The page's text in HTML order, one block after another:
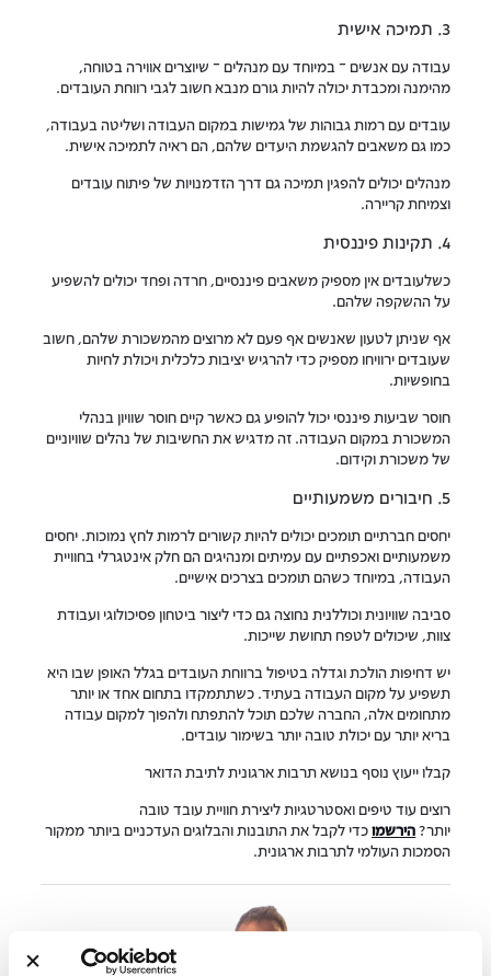
3. תמיכה אישית
עבודה עם אנשים – במיוחד עם מנהלים – שיוצרים אווירה בטוחה,
מהימנה ומכבדת יכולה להיות גורם מנבא חשוב לגבי רווחת העובדים.
עובדים עם רמות גבוהות של גמישות במקום העבודה ושליטה בעבודה,
כמו גם משאבים להגשמת היעדים שלהם, הם ראיה לתמיכה אישית.
מנהלים יכולים להפגין תמיכה גם דרך הזדמנויות של פיתוח עובדים
וצמיחת קריירה.
4. תקינות פיננסית
כשלעובדים אין מספיק משאבים פיננסיים, חרדה ופחד יכולים להשפיע
על ההשקפה שלהם.
אף שניתן לטעון שאנשים אף פעם לא מרוצים מהמשכורת שלהם, חשוב
שעובדים ירוויחו מספיק כדי להרגיש יציבות כלכלית ויכולת לחיות
בחופשיות.
חוסר שביעות פיננסי יכול להופיע גם כאשר קיים חוסר שוויון בנהלי
המשכורת במקום העבודה. זה מדגיש את החשיבות של נהלים שוויוניים
של משכורת וקידום.
5. חיבורים משמעותיים
יחסים חברתיים תומכים יכולים להיות קשורים לרמות לחץ נמוכות. יחסים
משמעותיים ואכפתיים עם עמיתים ומנהיגים הם חלק אינטגרלי בחוויית
העבודה, במיוחד כשהם תומכים בצרכים אישיים.
סביבה שוויונית וכוללנית נחוצה גם כדי ליצור ביטחון פסיכולוגי ועבודת
צוות, שיכולים לטפח תחושת שייכות.
יש דחיפות הולכת וגדלה בטיפול ברווחת העובדים בגלל האופן שבו היא
תשפיע על מקום העבודה בעתיד. כשתתמקדו בתחום אחד או יותר
מתחומים אלה, החברה שלכם תוכל להתפתח ולהפוך למקום עבודה
בריא יותר עם יכולת טובה יותר בשימור עובדים.
קבלו ייעוץ נוסף בנושא תרבות ארגונית לתיבת הדואר
רוצים עוד טיפים ואסטרטגיות ליצירת חוויית עובד טובה
יותר?הירשמוכדי לקבל את התובנות והבלוגים העדכניים ביותר ממקור
הסמכות העולמי לתרבות ארגונית.